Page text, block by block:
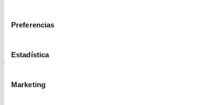
Preferencias
Estadística
Marketing